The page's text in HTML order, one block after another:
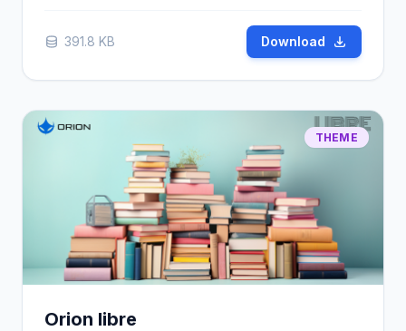
391.8 KB Download
THEME
Orion libre